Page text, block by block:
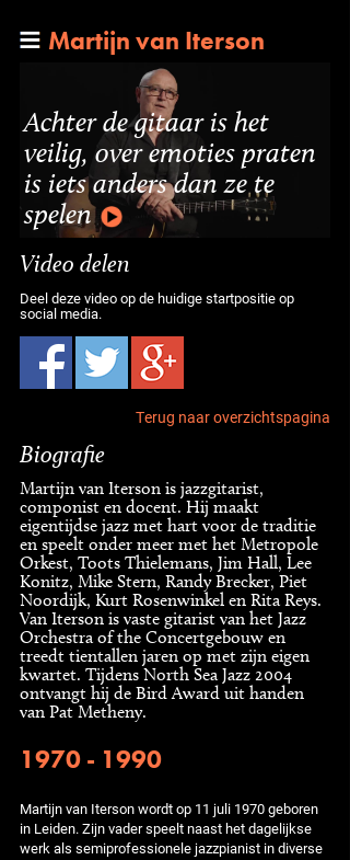
Martijn van Iterson
Achter de gitaar is het
veilig, over emoties praten
is iets anders dan ze te
spelen
Video delen
Deel deze video op de huidige startpositie op
social media.
Terug naar overzichtspagina
Biografie
Martijn van Iterson is jazzgitarist,
componist en docent. Hij maakt
eigentijdse jazz met hart voor de traditie
en speelt onder meer met het Metropole
Orkest, Toots Thielemans, Jim Hall, Lee
Konitz, Mike Stern, Randy Brecker, Piet
Noordijk, Kurt Rosenwinkel en Rita Reys.
Van Iterson is vaste gitarist van het Jazz
Orchestra of the Concertgebouw en
treedt tientallen jaren op met zijn eigen
kwartet. Tijdens North Sea Jazz 2004
ontvangt hij de Bird Award uit handen
van Pat Metheny.
1970 - 1990
Martijn van Iterson wordt op 11 juli 1970 geboren
in Leiden. Zijn vader speelt naast het dagelijkse
werk als semiprofessionele jazzpianist in diverse